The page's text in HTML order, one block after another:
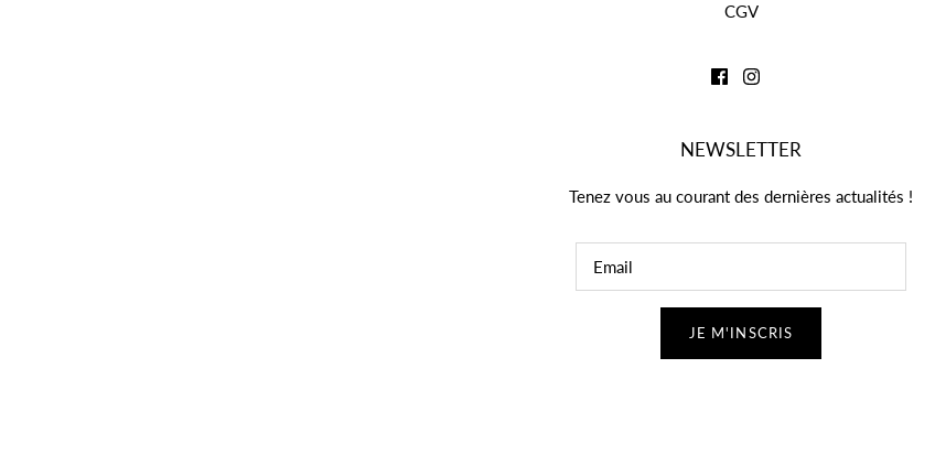
CGV
NEWSLETTER
Tenez vous au courant des dernières actualités !
JE M'INSCRIS